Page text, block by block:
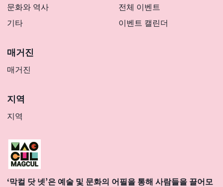
문화와 역사
기타
전체 이벤트
이벤트 캘린더
매거진
매거진
지역
지역
‘막컬 닷 넷’은 예술 및 문화의 어필을 통해 사람들을 끌어모